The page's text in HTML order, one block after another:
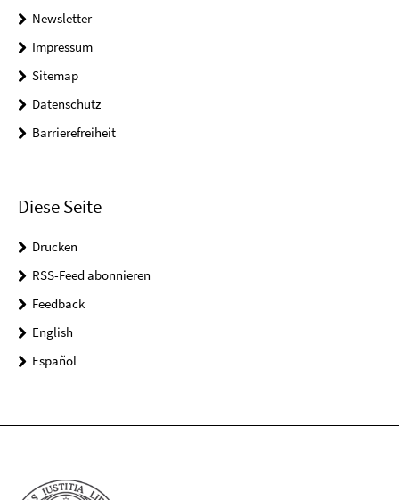
Newsletter
Impressum
Sitemap
Datenschutz
Barrierefreiheit
Diese Seite
Drucken
RSS-Feed abonnieren
Feedback
English
Español